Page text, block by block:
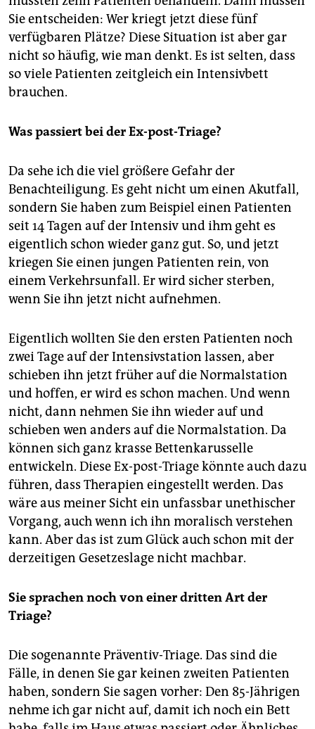
Sie entscheiden: Wer kriegt jetzt diese fünf
verfügbaren Plätze? Diese Situation ist aber gar
nicht so häufig, wie man denkt. Es ist selten, dass
so viele Patienten zeitgleich ein Intensivbett
brauchen.
Was passiert bei der Ex-post-Triage?
Da sehe ich die viel größere Gefahr der
Benachteiligung. Es geht nicht um einen Akutfall,
sondern Sie haben zum Beispiel einen Patienten
seit 14 Tagen auf der Intensiv und ihm geht es
eigentlich schon wieder ganz gut. So, und jetzt
kriegen Sie einen jungen Patienten rein, von
einem Verkehrsunfall. Er wird sicher sterben,
wenn Sie ihn jetzt nicht aufnehmen.
Eigentlich wollten Sie den ersten Patienten noch
zwei Tage auf der Intensivstation lassen, aber
schieben ihn jetzt früher auf die Normalstation
und hoffen, er wird es schon machen. Und wenn
nicht, dann nehmen Sie ihn wieder auf und
schieben wen anders auf die Normalstation. Da
können sich ganz krasse Bettenkarusselle
entwickeln. Diese Ex-post-Triage könnte auch dazu
führen, dass Therapien eingestellt werden. Das
wäre aus meiner Sicht ein unfassbar unethischer
Vorgang, auch wenn ich ihn moralisch verstehen
kann. Aber das ist zum Glück auch schon mit der
derzeitigen Gesetzeslage nicht machbar.
Sie sprachen noch von einer dritten Art der
Triage?
Die sogenannte Präventiv-Triage. Das sind die
Fälle, in denen Sie gar keinen zweiten ­Patienten
haben, sondern Sie sagen vorher: Den 85-Jährigen
nehme ich gar nicht auf, damit ich noch ein Bett